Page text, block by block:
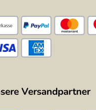
Versandpartner